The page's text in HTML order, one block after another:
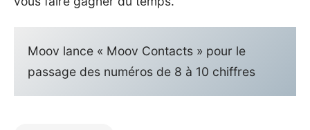
Moov lance « Moov Contacts » pour le
passage des numéros de 8 à 10 chiffres